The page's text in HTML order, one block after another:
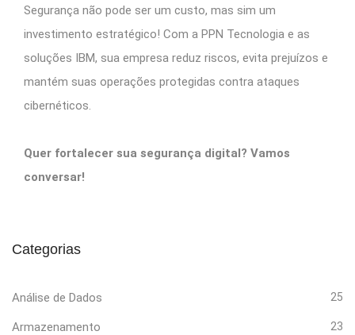
Segurança não pode ser um custo, mas sim um
investimento estratégico! Com a PPN Tecnologia e as
soluções IBM, sua empresa reduz riscos, evita prejuízos e
mantém suas operações protegidas contra ataques
cibernéticos.
Quer fortalecer sua segurança digital? Vamos
conversar!
Categorias
Análise de Dados 25
Armazenamento 23